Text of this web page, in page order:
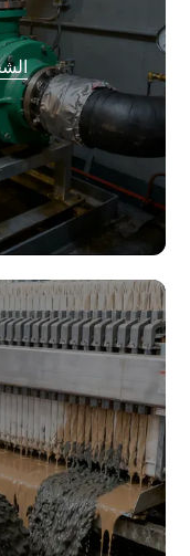
تُستخدم مضخات مياه
مضخة المياه النظيفة،